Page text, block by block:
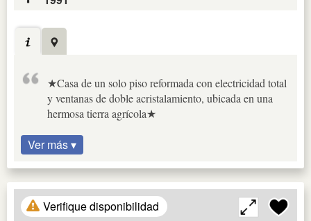
★Casa de un solo piso reformada con electricidad total
y ventanas de doble acristalamiento, ubicada en una
hermosa tierra agrícola★
Ver más ▾
Verifique disponibilidad